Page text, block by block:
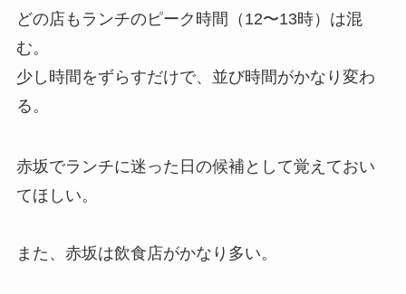
どの店もランチのピーク時間（12〜13時）は混
む。
少し時間をずらすだけで、並び時間がかなり変わ
る。
赤坂でランチに迷った日の候補として覚えておい
てほしい。
また、赤坂は飲食店がかなり多い。